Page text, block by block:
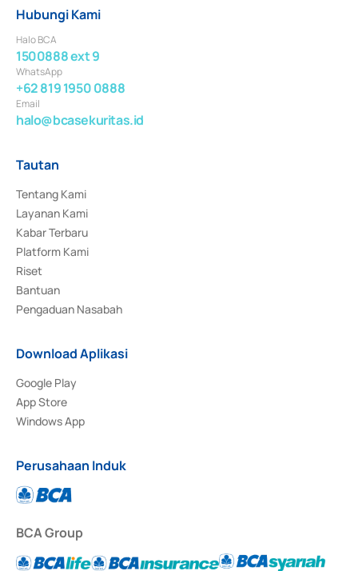
Hubungi Kami
Halo BCA
1500888 ext 9
WhatsApp
+62 819 1950 0888
Email
halo@bcasekuritas.id
Tautan
Tentang Kami
Layanan Kami
Kabar Terbaru
Platform Kami
Riset
Bantuan
Pengaduan Nasabah
Download Aplikasi
Google Play
App Store
Windows App
Perusahaan Induk
BCA Group